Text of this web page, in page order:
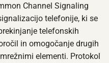
Channel Signaling
telefonije, ki se
telefonskih
in omogočanje drugih
elementi. Protokol